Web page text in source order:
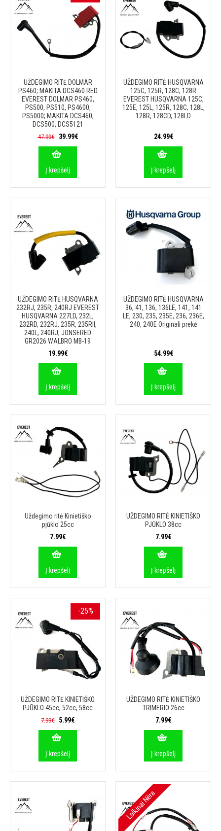
UŽDEGIMO RITĖ DOLMAR
PS460; MAKITA DCS460 RED
EVEREST DOLMAR PS460,
PS500, PS510, PS4600,
PS5000; MAKITA DCS460,
DCS500, DCS5121
47.99€ 39.99€
Į krepšelį
UŽDEGIMO RITĖ HUSQVARNA
125C, 125R, 128C, 128R
EVEREST HUSQVARNA 125C,
125E, 125L, 125R, 128C, 128L,
128R, 128CD, 128LD
24.99€
Į krepšelį
UŽDEGIMO RITĖ HUSQVARNA
232RJ, 235R, 240RJ EVEREST
HUSQVARNA 227LD, 232L,
232RD, 232RJ, 235R, 235RII,
240L, 240RJ; JONSERED
GR2026 WALBRO MB-19
19.99€
Į krepšelį
UŽDEGIMO RITĖ HUSQVARNA
36, 41, 136, 136LE, 141, 141
LE, 230, 235, 235E, 236, 236E,
240, 240E Originali prekė
54.99€
Į krepšelį
Uždegimo ritė Kinietiško
pjūklo 25cc
7.99€
Į krepšelį
UŽDEGIMO RITĖ KINIETIŠKO
PJŪKLO 38cc
7.99€
Į krepšelį
-25%
UŽDEGIMO RITĖ KINIETIŠKO
PJŪKLO 45cc, 52cc, 58cc
7.99€ 5.99€
Į krepšelį
UŽDEGIMO RITĖ KINIETIŠKO
TRIMERIO 26cc
7.99€
Į krepšelį
Laikinai Nėra